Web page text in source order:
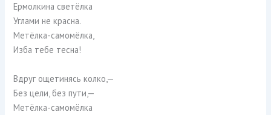
Ермолкина светёлка
Углами не красна.
Метёлка-самомёлка,
Изба тебе тесна!
Вдруг ощетинясь колко,—
Без цели, без пути,—
Метёлка-самомёлка